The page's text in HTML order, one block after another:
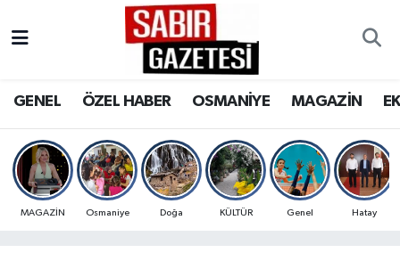
GENEL ÖZEL HABER OSMANİYE MAGAZİN
MAGAZİN Osmaniye Doğa KÜLTÜR Genel Hatay
OSMANİYE
MAGAZİN
Osmaniye Nöbetçi Eczaneler
Osmaniye Trafik Yoğunluk Haritası
Süper Lig Puan Durumu ve Fikstür